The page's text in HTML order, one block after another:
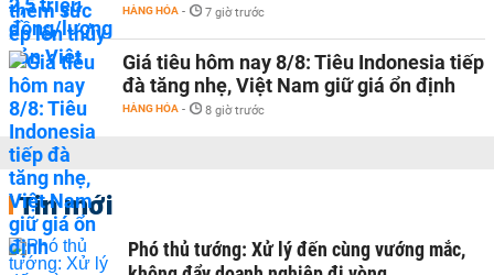
HÀNG HÓA - 7 giờ trước
Giá tiêu hôm nay 8/8: Tiêu Indonesia tiếp
đà tăng nhẹ, Việt Nam giữ giá ổn định
HÀNG HÓA - 8 giờ trước
Tin mới
Phó thủ tướng: Xử lý đến cùng vướng mắc,